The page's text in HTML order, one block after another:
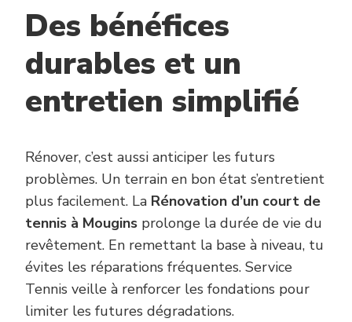
Des bénéfices
durables et un
entretien simplifié
Rénover, c’est aussi anticiper les futurs
problèmes. Un terrain en bon état s’entretient
plus facilement. La Rénovation d’un court de
tennis à Mougins prolonge la durée de vie du
revêtement. En remettant la base à niveau, tu
évites les réparations fréquentes. Service
Tennis veille à renforcer les fondations pour
limiter les futures dégradations.